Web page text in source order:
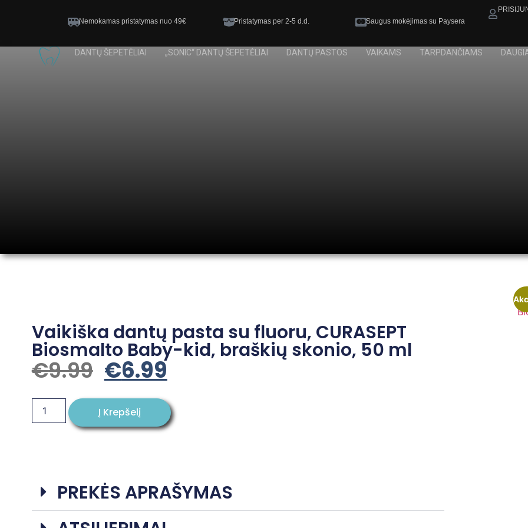
Nemokamas pristatymas nuo 49€ Pristatymas per 2-5 d.d. Saugus mokėjimas su Paysera
DANTŲ ŠEPETĖLIAI „SONIC“ DANTŲ ŠEPETĖLIAI DANTŲ PASTOS VAIKAMS TARPDANČIAMS
Vaikiška dantų pasta su fluoru, CURASEPT
Biosmalto Baby-kid, braškių skonio, 50 ml
€9.99 €6.99
PREKĖS APRAŠYMAS
Į Krepšelį